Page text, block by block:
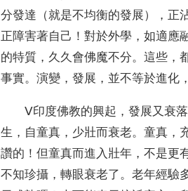
分發達（就是不均衡的發展） ， 正
正障害著自己 ！對於外學 ，如適應
的特質 ， 久久會佛魔不分。這些 ，
事實。演變 ，發展 ， 並不等於進化
Ⅴ印度佛教的興起 ，發展又衰落
生 ， 自童真 ， 少壯而衰老。童真 ，
讚的 ！但童真而進入壯年 ，不是更
不知珍攝 ，轉眼衰老了。老年經驗